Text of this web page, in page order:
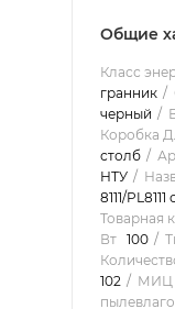
Общие
Класс
гранник
черный
Коробка
столб
НТУ
8111/
Товарная
Вт
100
102
МИЦ